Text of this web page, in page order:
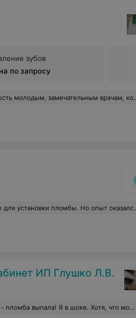
зубов
по запросу
ответственные, умеют находить общий язык с пациентом. Благодаря этим врачам поменяла своё отношение вообще о стоматологии. Очень рада, что в нашем городе есть такие специалисты. БОЛЬШОЕ ВАМ СПАСИБО !!!
процедуры пломба выпала, что вызвало дополнительные неудобства. В-третьих, при попытке записаться на повторный прием, мне предложили дату только через 2 недели. Такое длительное ожидание для срочного восстановления зуба вызывает серьезные опасения. Руководство клиники, примите мои замечания во внимание, проведите работу с персоналом, пересмотрите ценовую политику и оперативность реагирования на проблемы пациентов. Хотите остаться с зубами-проходите данное место ;)
ИП Глушко Л.В.
не предложили). Негативные эмоции переполняли меня сразу после лечения, но в кабинете у врача уже был уже другой пациент, а после лечения мне посмотреть в зеркало результат работы никто не предложил). Но решила отзыв не писать, думала, ладно, пусть некрасиво, но зато, возможно, надолго. Но я ошиблась. И вот теперь я не в РБ (и ещё долго у меня не будет возможности обратится лично к доктору с претензией) без пломбы и без денег. Хотя нет, пломба есть, но не в зубе, а в руке.